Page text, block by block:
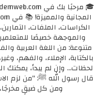
الكراسات، الملفات،
والموجهة خصيصًا
متنوعة: من اللغة العربية
بالكتابة، الإملاء، والفهم،
لحظات... وإن لم يبدأ، يمكنك
قال رسول الله ﷺ: "من لزم
ومن كل ضيقٍ